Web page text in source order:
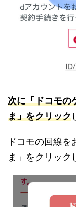
次に「ドコモの
ま」をクリック
ドコモの回線
ま」をクリック